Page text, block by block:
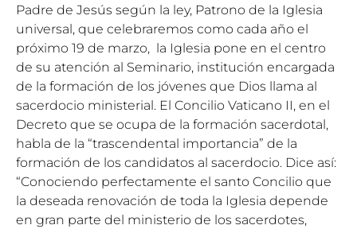
Padre de Jesús según la ley, Patrono de la Iglesia
universal, que celebraremos como cada año el
próximo 19 de marzo, la Iglesia pone en el centro
de su atención al Seminario, institución encargada
de la formación de los jóvenes que Dios llama al
sacerdocio ministerial. El Concilio Vaticano II, en el
Decreto que se ocupa de la formación sacerdotal,
habla de la “trascendental importancia” de la
formación de los candidatos al sacerdocio. Dice así:
“Conociendo perfectamente el santo Concilio que
la deseada renovación de toda la Iglesia depende
en gran parte del ministerio de los sacerdotes,